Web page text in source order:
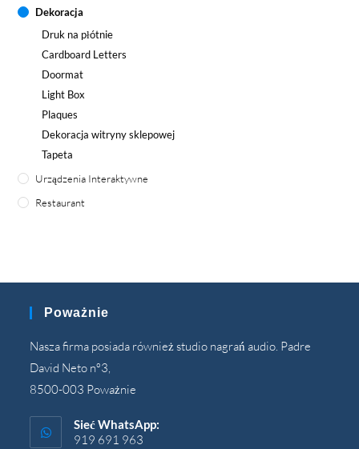
Dekoracja
Druk na płótnie
Cardboard Letters
Doormat
Light Box
Plaques
Dekoracja witryny sklepowej
Tapeta
Urządzenia Interaktywne
Restaurant
Poważnie
Nasza firma posiada również studio nagrań audio. Padre
David Neto nº3,
8500-003 Poważnie
Sieć WhatsApp:
919 691 963